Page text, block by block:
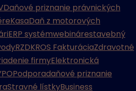
Daňové priznanie právnických
eKasaDaň z motorových
ERP systémwebinárestavebný
RZDKROS FakturáciaZdravotné
firmyElektronická
Podporadaňové priznanie
Stravné lístkyBusiness